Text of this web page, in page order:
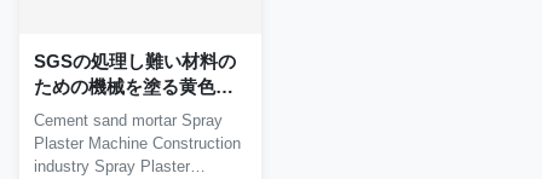
SGSの処理し難い材料の
ための機械を塗る黄色い
セメント乳鉢
Cement sand mortar Spray
Plaster Machine Construction
industry Spray Plaster